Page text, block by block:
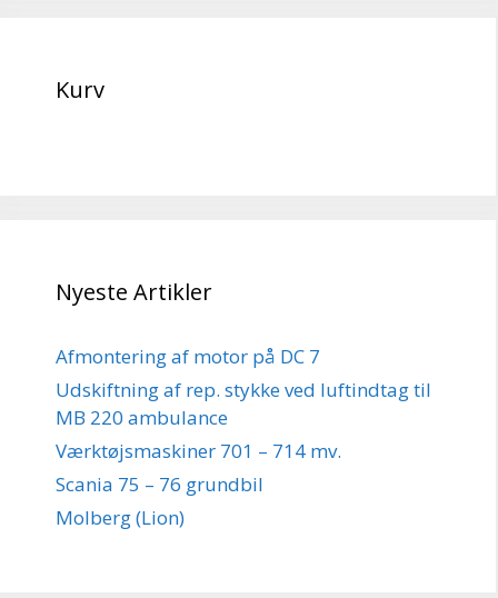
Kurv
Nyeste Artikler
Afmontering af motor på DC 7
Udskiftning af rep. stykke ved luftindtag til
MB 220 ambulance
Værktøjsmaskiner 701 – 714 mv.
Scania 75 – 76 grundbil
Molberg (Lion)